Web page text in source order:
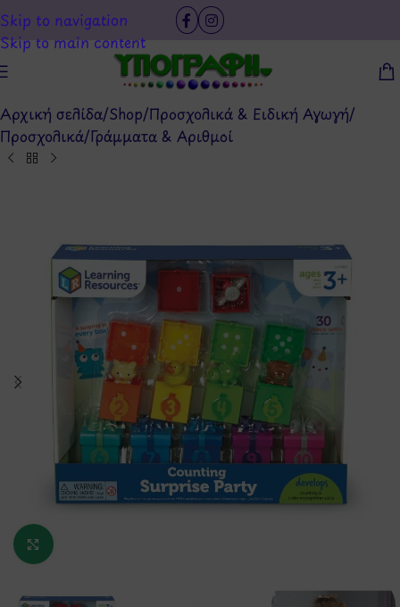
Skip to navigation
Skip to main content
Αρχική σελίδα/Shop/Προσχολικά & Ειδική Αγωγή/
Προσχολικά/Γράμματα & Αριθμοί
Κάντε κλικ για μεγέθυνση